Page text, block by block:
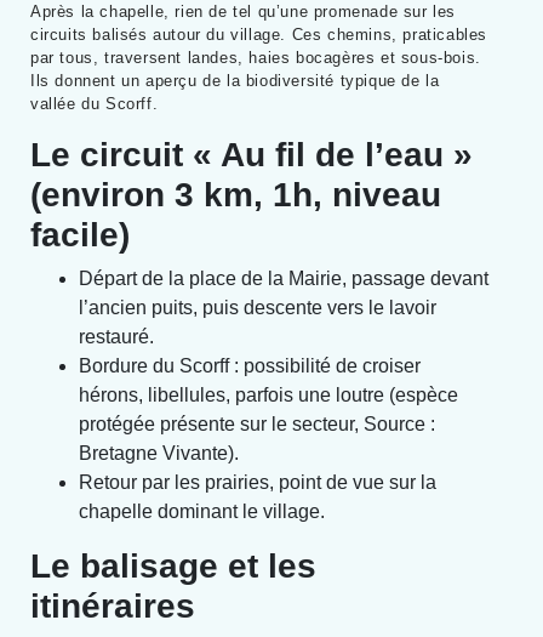
Après la chapelle, rien de tel qu’une promenade sur les
circuits balisés autour du village. Ces chemins, praticables
par tous, traversent landes, haies bocagères et sous-bois.
Ils donnent un aperçu de la biodiversité typique de la
vallée du Scorff.
Le circuit « Au fil de l’eau »
(environ 3 km, 1h, niveau
facile)
Départ de la place de la Mairie, passage devant
l’ancien puits, puis descente vers le lavoir
restauré.
Bordure du Scorff : possibilité de croiser
hérons, libellules, parfois une loutre (espèce
protégée présente sur le secteur, Source :
Bretagne Vivante).
Retour par les prairies, point de vue sur la
chapelle dominant le village.
Le balisage et les
itinéraires